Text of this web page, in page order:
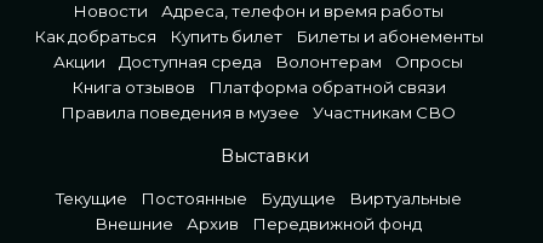
Новости
Адреса, телефон и время работы
Как добраться
Купить билет
Билеты и абонементы
Акции
Доступная среда Волонтерам
Опросы
Книга отзывов
Платформа обратной связи
Правила поведения в музее
Участникам СВО
Выставки
Текущие Постоянные Будущие
Виртуальные
Внешние
Архив Передвижной фонд